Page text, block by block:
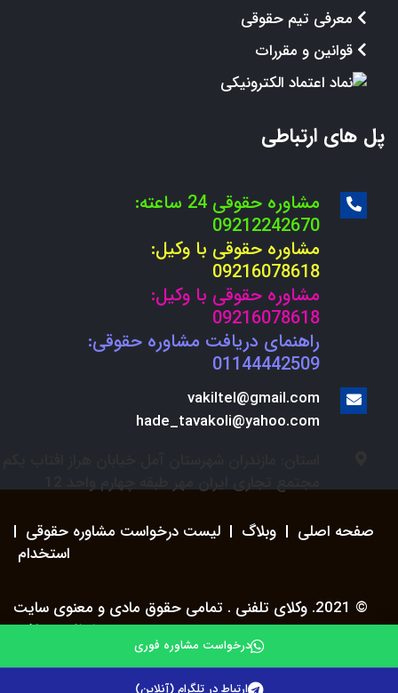
معرفی تیم حقوقی
قوانین و مقررات
پل های ارتباطی
مشاوره حقوقی 24 ساعته:
09212242670
مشاوره حقوقی با وکیل:
09216078618
مشاوره حقوقی با وکیل:
09216078618
راهنمای دریافت مشاوره حقوقی:
01144442509
vakiltel@gmail.com
hade_tavakoli@yahoo.com
صفحه اصلی | وبلاگ | لیست درخواست مشاوره حقوقی |
استخدام
© 2021. وکلای تلفنی . تمامی حقوق مادی و معنوی سایت
محفوظ می باشد.
درخواست مشاوره فوری
ارتباط در تلگرام (آنلاین)